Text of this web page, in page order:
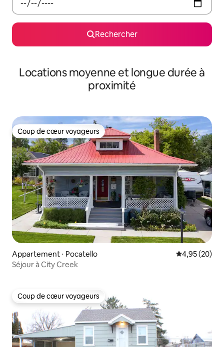
Rechercher
Locations moyenne et longue durée à
proximité
Coup de cœur voyageurs
Coup de cœur voyageurs
Appartement ⋅ Pocatello Évaluation
4,95 (20)
Séjour à City Creek
Coup de cœur voyageurs
Coup de cœur voyageurs